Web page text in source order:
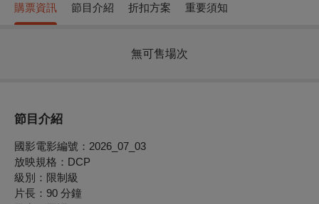
購票資訊 節目介紹 折扣方案 重要須知
無可售場次
節目介紹
國影電影編號：2026_07_03
放映規格：DCP
級別：限制級
片長：90 分鐘